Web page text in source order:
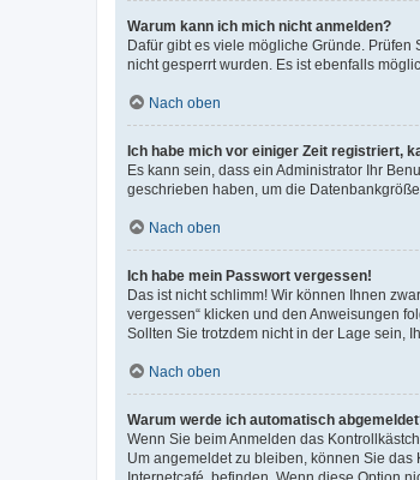
Warum kann ich mich nicht anmelden?
Dafür gibt es viele mögliche Gründe.
nicht gesperrt wurden. Es ist ebenfalls
Nach oben
Ich habe mich vor einiger Zeit registriert,
Es kann sein, dass ein Administrator Ihr
geschrieben haben, um die
Nach oben
Ich habe mein Passwort vergessen!
Das ist nicht schlimm! Wir können Ihnen
vergessen“ klicken und den Anweisungen
Sollten Sie trotzdem nicht in der Lage sein,
Nach oben
Warum werde ich automatisch
Wenn Sie beim Anmelden das
Um angemeldet zu bleiben, können Sie